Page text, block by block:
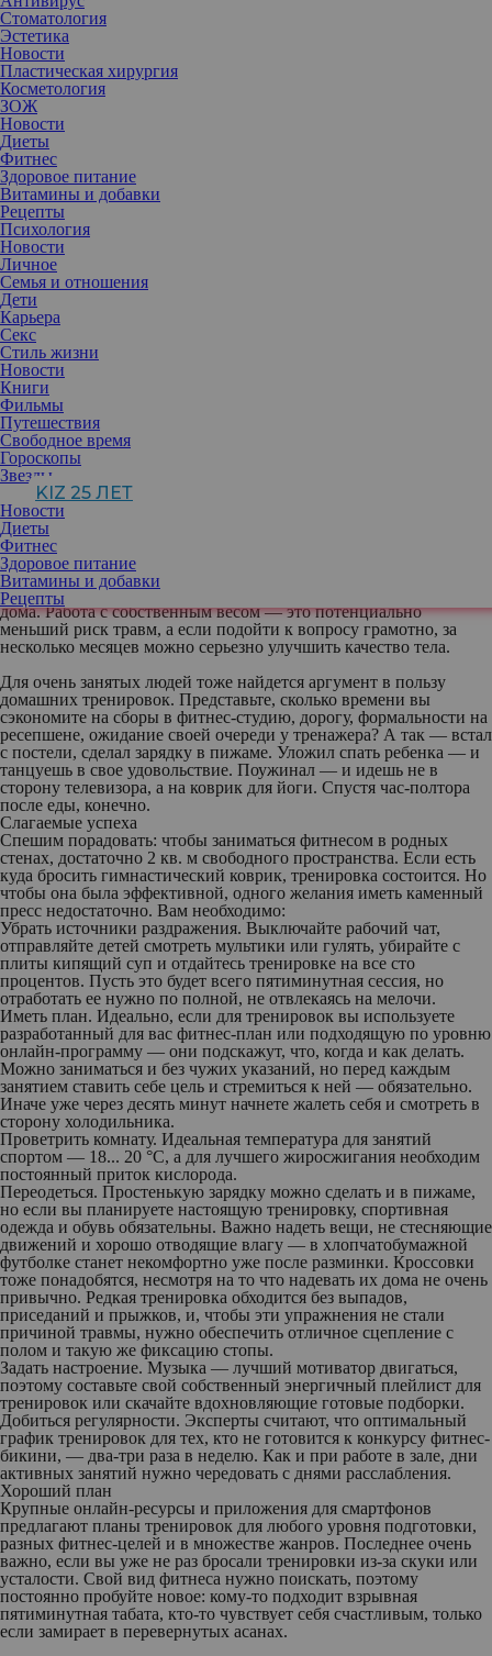
Стоматология
Эстетика
Новости
Пластическая хирургия
Косметология
ЗОЖ
Новости
Диеты
Фитнес
Здоровое питание
Витамины и добавки
Рецепты
Психология
Новости
Личное
Семья и отношения
Дети
Карьера
Секс
Стиль жизни
Новости
Книги
Фильмы
Путешествия
Свободное время
Гороскопы
Звезды
KIZ 25 ЛЕТ
Новости
Диеты
Фитнес
Здоровое питание
Витамины и добавки
Рецепты
Хоть какая-то регулярная работа над телом — лучше, чем
вообще ничего. Вот, пожалуй, и все, что нужно знать тем, кто
годами ждет удобного стечения обстоятельств, чтобы пойти на
фитнес. Большое исследование ученых из американского
Колумбийского университета установило, что спасительной для
фигуры и здоровья может быть даже одна минута активности в
день — по крайней мере по сравнению с полным бездействием.
Фитнес-эксперты тоже не против, чтобы вы тренировались
дома. Работа с собственным весом — это потенциально
меньший риск травм, а если подойти к вопросу грамотно, за
несколько месяцев можно серьезно улучшить качество тела.
Для очень занятых людей тоже найдется аргумент в пользу
домашних тренировок. Представьте, сколько времени вы
сэкономите на сборы в фитнес-студию, дорогу, формальности на
ресепшене, ожидание своей очереди у тренажера? А так — встал
с постели, сделал зарядку в пижаме. Уложил спать ребенка — и
танцуешь в свое удовольствие. Поужинал — и идешь не в
сторону телевизора, а на коврик для йоги. Спустя час-полтора
после еды, конечно.
Слагаемые успеха
Спешим порадовать: чтобы заниматься фитнесом в родных
стенах, достаточно 2 кв. м свободного пространства. Если есть
куда бросить гимнастический коврик, тренировка состоится. Но
чтобы она была эффективной, одного желания иметь каменный
пресс недостаточно. Вам необходимо:
Убрать источники раздражения. Выключайте рабочий чат,
отправляйте детей смотреть мультики или гулять, убирайте с
плиты кипящий суп и отдайтесь тренировке на все сто
процентов. Пусть это будет всего пятиминутная сессия, но
отработать ее нужно по полной, не отвлекаясь на мелочи.
Иметь план. Идеально, если для тренировок вы используете
разработанный для вас фитнес-план или подходящую по уровню
онлайн-программу — они подскажут, что, когда и как делать.
Можно заниматься и без чужих указаний, но перед каждым
занятием ставить себе цель и стремиться к ней — обязательно.
Иначе уже через десять минут начнете жалеть себя и смотреть в
сторону холодильника.
Проветрить комнату. Идеальная температура для занятий
спортом — 18... 20 °С, а для лучшего жиросжигания необходим
постоянный приток кислорода.
Переодеться. Простенькую зарядку можно сделать и в пижаме,
но если вы планируете настоящую тренировку, спортивная
одежда и обувь обязательны. Важно надеть вещи, не стесняющие
движений и хорошо отводящие влагу — в хлопчатобумажной
футболке станет некомфортно уже после разминки. Кроссовки
тоже понадобятся, несмотря на то что надевать их дома не очень
привычно. Редкая тренировка обходится без выпадов,
приседаний и прыжков, и, чтобы эти упражнения не стали
причиной травмы, нужно обеспечить отличное сцепление с
полом и такую же фиксацию стопы.
Задать настроение. Музыка — лучший мотиватор двигаться,
поэтому составьте свой собственный энергичный плейлист для
тренировок или скачайте вдохновляющие готовые подборки.
Добиться регулярности. Эксперты считают, что оптимальный
график тренировок для тех, кто не готовится к конкурсу фитнес-
бикини, — два-три раза в неделю. Как и при работе в зале, дни
активных занятий нужно чередовать с днями расслабления.
Хороший план
Крупные онлайн-ресурсы и приложения для смартфонов
предлагают планы тренировок для любого уровня подготовки,
разных фитнес-целей и в множестве жанров. Последнее очень
важно, если вы уже не раз бросали тренировки из-за скуки или
усталости. Свой вид фитнеса нужно поискать, поэтому
постоянно пробуйте новое: кому-то подходит взрывная
пятиминутная табата, кто-то чувствует себя счастливым, только
если замирает в перевернутых асанах.